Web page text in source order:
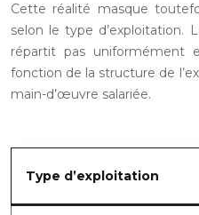
Cette réalité masque
selon le type d’exploitation.
répartit pas uniformément
fonction de la structure de
main-d’œuvre salariée.
Type d’exploitation